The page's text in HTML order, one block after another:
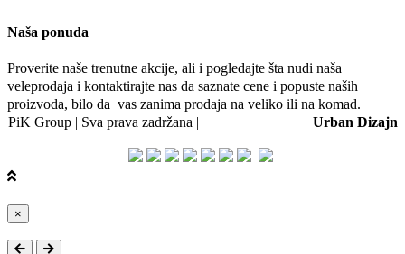
Naša ponuda
Proverite naše trenutne akcije, ali i pogledajte šta nudi naša
veleprodaja i kontaktirajte nas da saznate cene i popuste naših
proizvoda, bilo da vas zanima prodaja na veliko ili na komad.
PiK Group | Sva prava zadržana |
Urban Dizajn
×